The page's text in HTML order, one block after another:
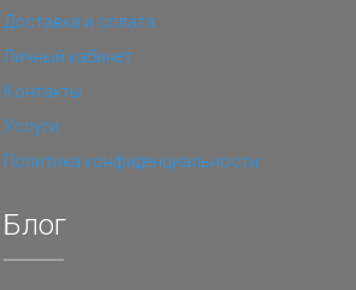
Доставка и оплата
Личный кабинет
Контакты
Услуги
Политика конфиденциальности
Блог